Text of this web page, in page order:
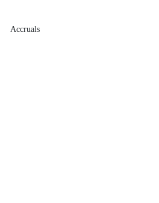
Accruals